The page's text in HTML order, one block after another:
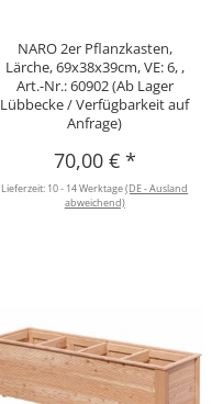
NARO 2er Pflanzkasten,
Lärche, 69x38x39cm, VE: 6, ,
Art.-Nr.: 60902 (Ab Lager
Lübbecke / Verfügbarkeit auf
Anfrage)
70,00 € *
Lieferzeit: 10 - 14 Werktage(DE - Ausland
abweichend)